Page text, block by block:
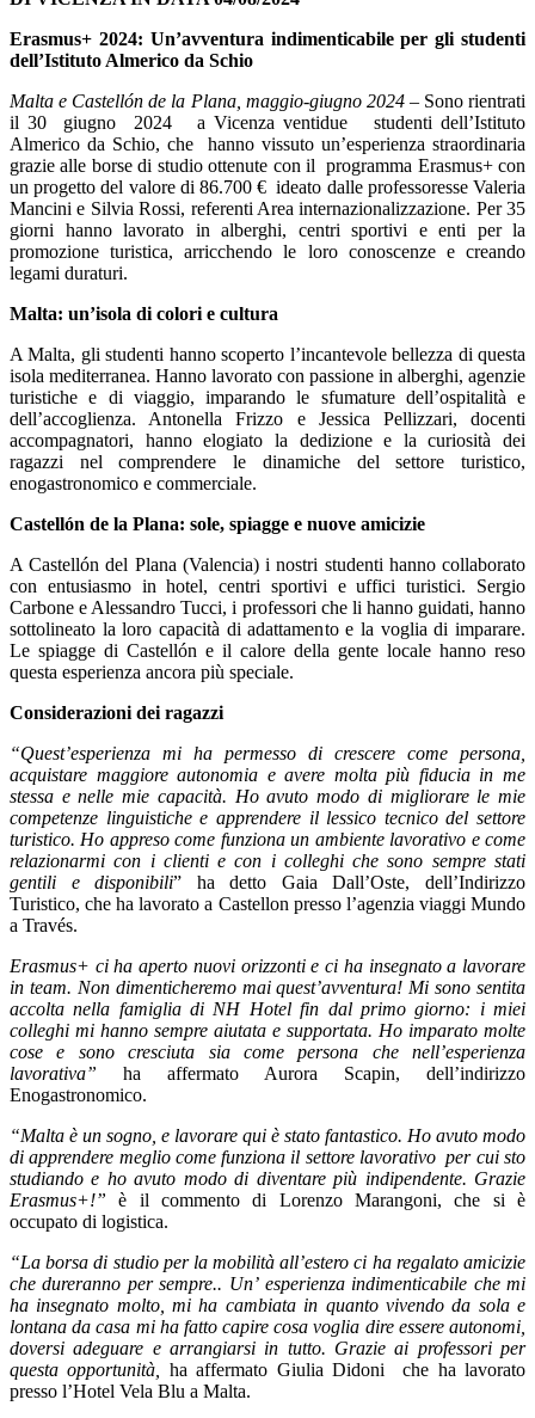
Erasmus+ 2024: Un’avventura indimenticabile per gli studenti
dell’Istituto Almerico da Schio
Malta e Castellón de la Plana, maggio-giugno 2024– Sono rientrati
il 30 giugno 2024 a Vicenza ventidue studenti dell’Istituto
Almerico da Schio, che hanno vissuto un’esperienza straordinaria
grazie alle borse di studio ottenute con il programma Erasmus+ con
un progetto del valore di 86.700 € ideato dalle professoresse Valeria
Mancini e Silvia Rossi, referenti Area internazionalizzazione. Per 35
giorni hanno lavorato in alberghi, centri sportivi e enti per la
promozione turistica, arricchendo le loro conoscenze e creando
legami duraturi.
Malta: un’isola di colori e cultura
A Malta, gli studenti hanno scoperto l’incantevole bellezza di questa
isola mediterranea. Hanno lavorato con passione in alberghi, agenzie
turistiche e di viaggio, imparando le sfumature dell’ospitalità e
dell’accoglienza. Antonella Frizzo e Jessica Pellizzari, docenti
accompagnatori, hanno elogiato la dedizione e la curiosità dei
ragazzi nel comprendere le dinamiche del settore turistico,
enogastronomico e commerciale.
Castellón de la Plana: sole, spiagge e nuove amicizie
A Castellón del Plana (Valencia) i nostri studenti hanno collaborato
con entusiasmo in hotel, centri sportivi e uffici turistici. Sergio
Carbone e Alessandro Tucci, i professori che li hanno guidati, hanno
sottolineato la loro capacità di adattamento e la voglia di imparare.
Le spiagge di Castellón e il calore della gente locale hanno reso
questa esperienza ancora più speciale.
Considerazioni dei ragazzi
“Quest’esperienza mi ha permesso di crescere come persona,
acquistare maggiore autonomia e avere molta più fiducia in me
stessa e nelle mie capacità. Ho avuto modo di migliorare le mie
competenze linguistiche e apprendere il lessico tecnico del settore
turistico. Ho appreso come funziona un ambiente lavorativo e come
relazionarmi con i clienti e con i colleghi che sono sempre stati
gentili e disponibili” ha detto Gaia Dall’Oste, dell’Indirizzo
Turistico, che ha lavorato a Castellon presso l’agenzia viaggi Mundo
a Través.
Erasmus+ ci ha aperto nuovi orizzonti e ci ha insegnato a lavorare
in team. Non dimenticheremo mai quest’avventura! Mi sono sentita
accolta nella famiglia di NH Hotel fin dal primo giorno: i miei
colleghi mi hanno sempre aiutata e supportata. Ho imparato molte
cose e sono cresciuta sia come persona che nell’esperienza
lavorativa” ha affermato Aurora Scapin, dell’indirizzo
Enogastronomico.
“Malta è un sogno, e lavorare qui è stato fantastico. Ho avuto modo
di apprendere meglio come funziona il settore lavorativo per cui sto
studiando e ho avuto modo di diventare più indipendente. Grazie
Erasmus+!” è il commento di Lorenzo Marangoni, che si è
occupato di logistica.
“La borsa di studio per la mobilità all’estero ci ha regalato amicizie
che dureranno per sempre.. Un’esperienza indimenticabile che mi
ha insegnato molto, mi ha cambiata in quanto vivendo da sola e
lontana da casa mi ha fatto capire cosa voglia dire essere autonomi,
doversi adeguare e arrangiarsi in tutto. Grazie ai professori per
questa opportunità
ha affermato Giulia Didoni che ha lavorato
presso l’Hotel Vela Blu a Malta.